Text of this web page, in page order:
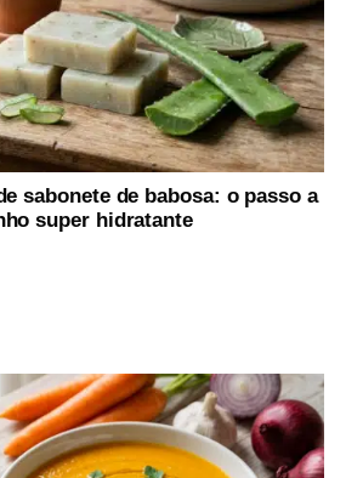
sabonete de babosa: o passo a
super hidratante